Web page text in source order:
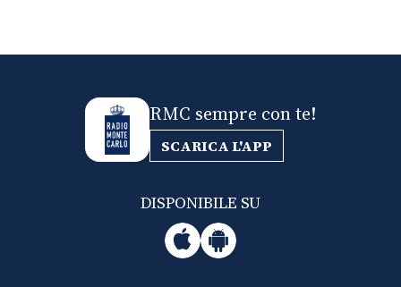
RMC sempre con te!
SCARICA L'APP
DISPONIBILE SU